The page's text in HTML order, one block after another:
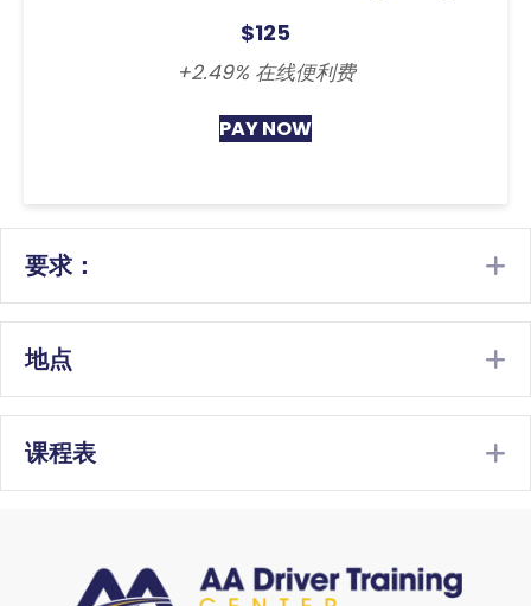
$125
+2.49% 在线便利费
PAY NOW
要求：
地点
课程表